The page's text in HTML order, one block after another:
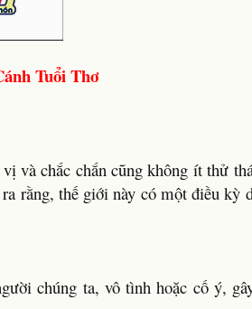
Tuổi Thơ
và chắc chắn cũng không ít thử
rằng, thế giới này có một điều kỳ
chúng ta, vô tình hoặc cố ý,